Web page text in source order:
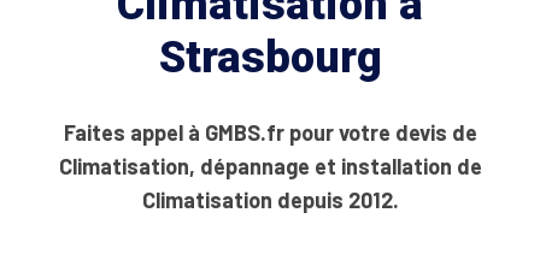
Strasbourg
Faites appel à GMBS.fr pour votre devis de
Climatisation, dépannage et installation de
Climatisation depuis 2012.